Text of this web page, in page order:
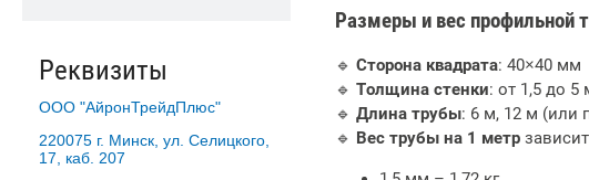
Реквизиты
ООО "АйронТрейдПлюс"
220075 г. Минск, ул. Селицкого,
17, каб. 207
Размеры и вес профильной
🔹 Сторона квадрата: 40×40 мм
🔹 Толщина стенки: от 1,5 до 5
🔹 Длина трубы: 6 м, 12 м (или
🔹 Вес трубы на 1 метр